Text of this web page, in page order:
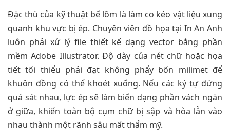
Đặc thù của kỹ thuật bế lõm là làm co kéo vật liệu xung
quanh khu vực bị ép. Chuyên viên đồ họa tại In An Anh
luôn phải xử lý file thiết kế dạng vector bằng phần
mềm Adobe Illustrator. Độ dày của nét chữ hoặc họa
tiết tối thiểu phải đạt không phẩy bốn milimet để
khuôn đồng có thể khoét xuống. Nếu các ký tự đứng
quá sát nhau, lực ép sẽ làm biến dạng phần vách ngăn
ở giữa, khiến toàn bộ cụm chữ bị sập và hòa lẫn vào
nhau thành một rãnh sâu mất thẩm mỹ.